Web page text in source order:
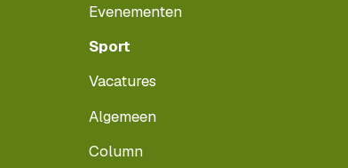
Evenementen
Sport
Vacatures
Algemeen
Column